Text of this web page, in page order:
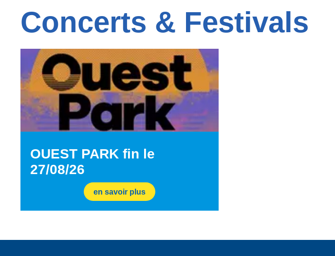
Concerts & Festivals
OUEST PARK fin le
27/08/26
en savoir plus